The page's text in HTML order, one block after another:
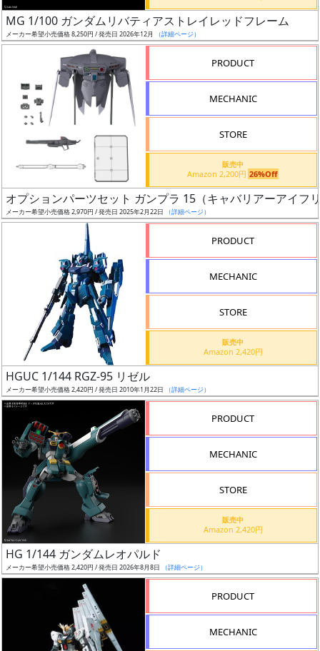
日
発
売
Web
プッ
シュ
ギ
ャ
ラ
定
予
定
発
MG 1/100 ガンダムリバティアストレイレッドフレーム
メーカー希望小売価格 8,250円 / 発売日 2026年12月 （詳細ページ）
PRODUCT
MECHANIC
STORE
販売中
Amazon 2,200円 26%Off
オプションパーツセット ガンプラ 15（キャバリアーアイフ
メーカー希望小売価格 2,970円 / 発売日 2025年2月22日 （詳細ページ）
PRODUCT
MECHANIC
STORE
販売中
Amazon 2,420円
HGUC 1/144 RGZ-95 リゼル
メーカー希望小売価格 2,420円 / 発売日 2010年1月22日 （詳細ページ）
PRODUCT
MECHANIC
STORE
販売中
Amazon 2,420円
HG 1/144 ガンダムレオパルド
メーカー希望小売価格 2,420円 / 発売日 2026年8月8日 （詳細ページ）
PRODUCT
MECHANIC